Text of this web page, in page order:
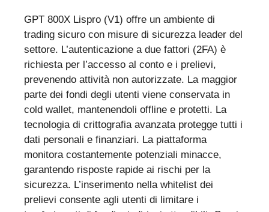
GPT 800X Lispro (V1) offre un ambiente di
trading sicuro con misure di sicurezza leader del
settore. L’autenticazione a due fattori (2FA) è
richiesta per l’accesso al conto e i prelievi,
prevenendo attività non autorizzate. La maggior
parte dei fondi degli utenti viene conservata in
cold wallet, mantenendoli offline e protetti. La
tecnologia di crittografia avanzata protegge tutti i
dati personali e finanziari. La piattaforma
monitora costantemente potenziali minacce,
garantendo risposte rapide ai rischi per la
sicurezza. L’inserimento nella whitelist dei
prelievi consente agli utenti di limitare i